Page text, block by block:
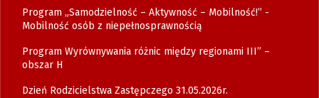
Program „Samodzielność – Aktywność – Mobilność!” -
Mobilność osób z niepełnosprawnością
Program Wyrównywania różnic między regionami III” –
obszar H
Dzień Rodzicielstwa Zastępczego 31.05.2026r.